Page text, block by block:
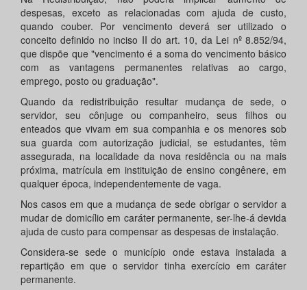
despesas, exceto as relacionadas com ajuda de custo,
quando couber. Por vencimento deverá ser utilizado o
conceito definido no inciso II do art. 10, da Lei nº 8.852/94,
que dispõe que "vencimento é a soma do vencimento básico
com as vantagens permanentes relativas ao cargo,
emprego, posto ou graduação".
Quando da redistribuição resultar mudança de sede, o
servidor, seu cônjuge ou companheiro, seus filhos ou
enteados que vivam em sua companhia e os menores sob
sua guarda com autorização judicial, se estudantes, têm
assegurada, na localidade da nova residência ou na mais
próxima, matrícula em instituição de ensino congênere, em
qualquer época, independentemente de vaga.
Nos casos em que a mudança de sede obrigar o servidor a
mudar de domicílio em caráter permanente, ser-lhe-á devida
ajuda de custo para compensar as despesas de instalação.
Considera-se sede o município onde estava instalada a
repartição em que o servidor tinha exercício em caráter
permanente.